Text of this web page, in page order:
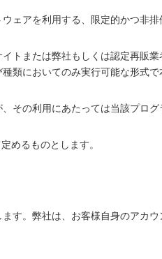
アを利用する、限定的かつ非
トまたは弊社もしくは認定再販
においてのみ実行可能な形式
の利用にあたっては当該プロ
めるものとします。
。弊社は、お客様自身のアカ